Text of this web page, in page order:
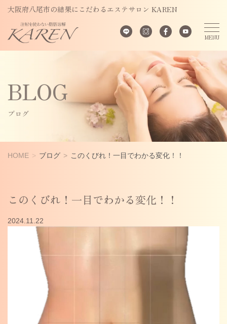
大阪府八尾市の結果にこだわるエステサロン KAREN
BLOG
ブログ
HOME ブログ このくびれ！一目でわかる変化！！
このくびれ！一目でわかる変化！！
2024.11.22